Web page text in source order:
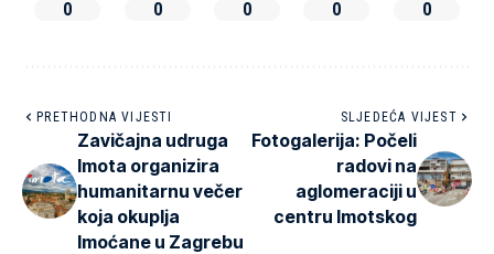
0
0
0
0
0
PRETHODNA VIJESTI
Zavičajna udruga
Imota organizira
humanitarnu večer
koja okuplja
Imoćane u Zagrebu
SLJEDEĆA VIJEST
Fotogalerija: Počeli
radovi na
aglomeraciji u
centru Imotskog